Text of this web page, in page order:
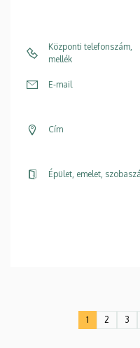
Központi telefonszám,
mellék
E-mail
Cím
Épület, emelet,
Jelenlegi
1
Oldal
2 3